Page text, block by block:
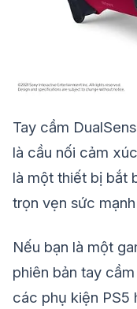
Tay cầm
là cầu nối cảm
là một thiết bị bắt
trọn vẹn sức
Nếu bạn là một
phiên bản tay
các phụ kiện PS5